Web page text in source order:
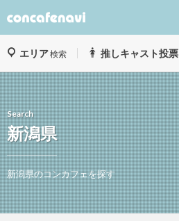
エリア検索 推しキャスト投票
Search
新潟県
新潟県のコンカフェを探す